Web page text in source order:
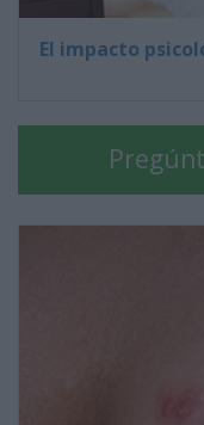
El impacto